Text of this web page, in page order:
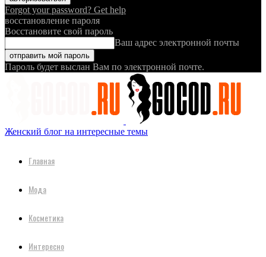
Forgot your password? Get help
восстановление пароля
Восстановите свой пароль
Ваш адрес электронной почты
Пароль будет выслан Вам по электронной почте.
Женский блог на интересные темы
Главная
Мода
Косметика
Интересно